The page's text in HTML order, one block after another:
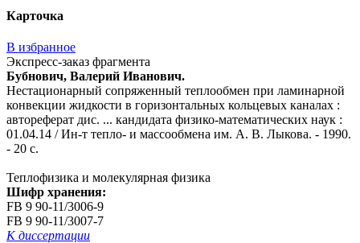
Карточка
В избранное
Экспресс-заказ фрагмента
Бубнович, Валерий Иванович.
Нестационарный сопряженный теплообмен при ламинарной
конвекции жидкости в горизонтальных кольцевых каналах :
автореферат дис. ... кандидата физико-математических наук :
01.04.14 / Ин-т тепло- и массообмена им. А. В. Лыкова. - 1990.
- 20 с.
Теплофизика и молекулярная физика
Шифр хранения:
FB 9 90-11/3006-9
FB 9 90-11/3007-7
К диссертации